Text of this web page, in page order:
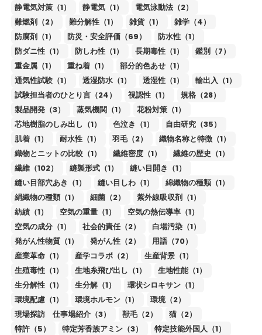
静電気対策（1）
静電気（1）
電気泳動法（2）
難燃剤（2）
難分解性（1） 雑貨（1）
雑学（4）
防腐剤（1）
防災・安全評価（69）
防水性（1）
防ダニ性（1）
防しわ性（1） 長期毒性（1）
鑑別（7）
重金属（1）
重ね着（1）
部分的色あせ（1）
通気性試験（1）
透湿防水（1） 透湿性（1）
輸出入（1）
試験担当者のひとり言（24）
視認性（1）
規格（28）
製品開発（3）
蒸気機関（1）
花粉対策（1）
芯地樹脂のしみ出し（1）
色泣き（1）
自由研究（35）
肌着（1）
耐水性（1） 羽毛（2）
織物名称と特徴（1）
織物とニットの比較（1）
繊維密度（1）
繊維の歴史（1）
繊維（102）
縫製形式（1）
縫い目開き（1）
縫い目部穴あき（1）
縫い目しわ（1）
綿織物の種類（1）
絹織物の種類（1）
細菌（2）
紫外線吸収剤（1）
紡績（1）
空気の重量（1）
空気の熱伝導率（1）
空気の成分（1）
社会的責任（2）
白場汚染（1）
発がん性物質（1）
発がん性（2）
用語（70）
産業革命（1）
産学コラボ（2）
生産背景（1）
生殖毒性（1）
生地糸飛び出し（1）
生地性能（1）
生分解性（1）
生分解（1）
環状シロキサン（1）
環境配慮（1）
環境ホルモン（1）
環境（2）
現場探訪 仕事場紹介（3）
獣毛（2）
猫（2）
特許（5）
特定芳香族アミン（3）
特定技能外国人（1）